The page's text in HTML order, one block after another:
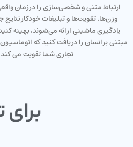
ارتباط متنی و شخصی‌سازی را در زمان
وزن‌ها، تقویت‌ها و تبلیغات خودکار
یادگیری ماشینی ارائه می‌شوند، بهینه
مبتنی بر انسان را دریافت کنید که
تجاری شما تقویت می